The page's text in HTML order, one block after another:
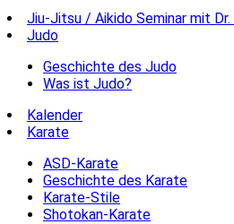
Jiu-Jitsu / Aikido Seminar mit Dr.
Judo
Geschichte des Judo
Was ist Judo?
Kalender
Karate
ASD-Karate
Geschichte des Karate
Karate-Stile
Shotokan-Karate